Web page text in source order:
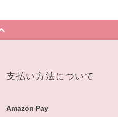
支払い方法について
Amazon Pay